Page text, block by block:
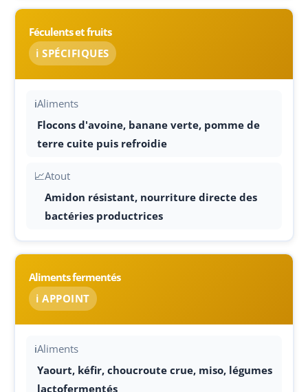
Féculents et fruits
ℹ️ SPÉCIFIQUES
ℹ️Aliments
Flocons d'avoine, banane verte, pomme de
terre cuite puis refroidie
📈Atout
Amidon résistant, nourriture directe des
bactéries productrices
Aliments fermentés
ℹ️ APPOINT
ℹ️Aliments
Yaourt, kéfir, choucroute crue, miso, légumes
lactofermentés